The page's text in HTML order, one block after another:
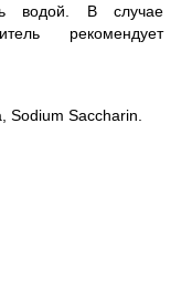
водой. В случае
рекомендует
Sodium Saccharin.